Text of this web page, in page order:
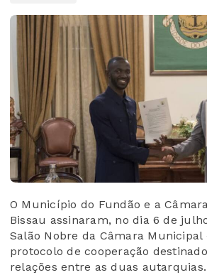
O Município do Fundão e a
Bissau assinaram, no dia 6 de
Salão Nobre da Câmara
protocolo de cooperação
relações entre as duas autarquias.